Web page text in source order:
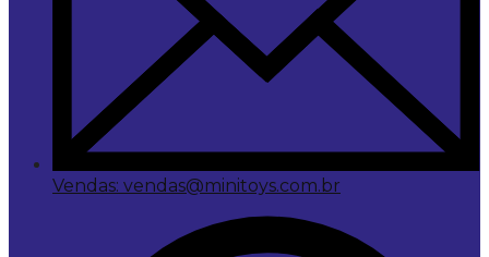
Vendas: vendas@minitoys.com.br